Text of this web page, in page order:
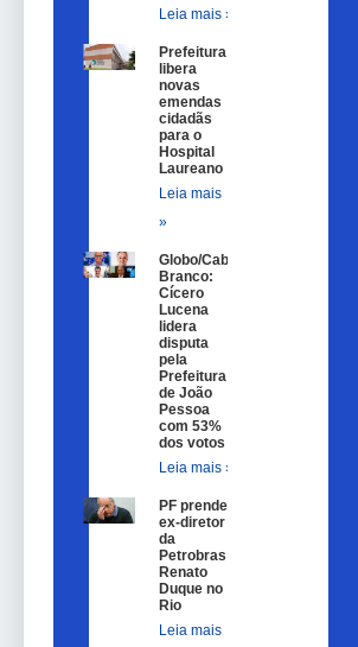
Leia mais »
Prefeitura
libera
novas
emendas
cidadãs
para o
Hospital
Laureano
Leia mais
»
Globo/Cabo
Branco:
Cícero
Lucena
lidera
disputa
pela
Prefeitura
de João
Pessoa
com 53%
dos votos
Leia mais »
PF prende
ex-diretor
da
Petrobras
Renato
Duque no
Rio
Leia mais